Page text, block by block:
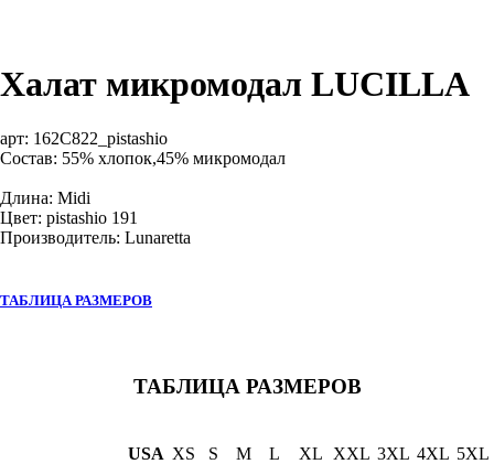
Халат микромодал LUCILLA
арт: 162C822_pistashio
Состав: 55% хлопок,45% микромодал
Длина: Midi
Цвет: pistashio 191
Производитель: Lunaretta
ТАБЛИЦА РАЗМЕРОВ
ТАБЛИЦА РАЗМЕРОВ
USA XS S M L XL XXL 3XL 4XL 5XL